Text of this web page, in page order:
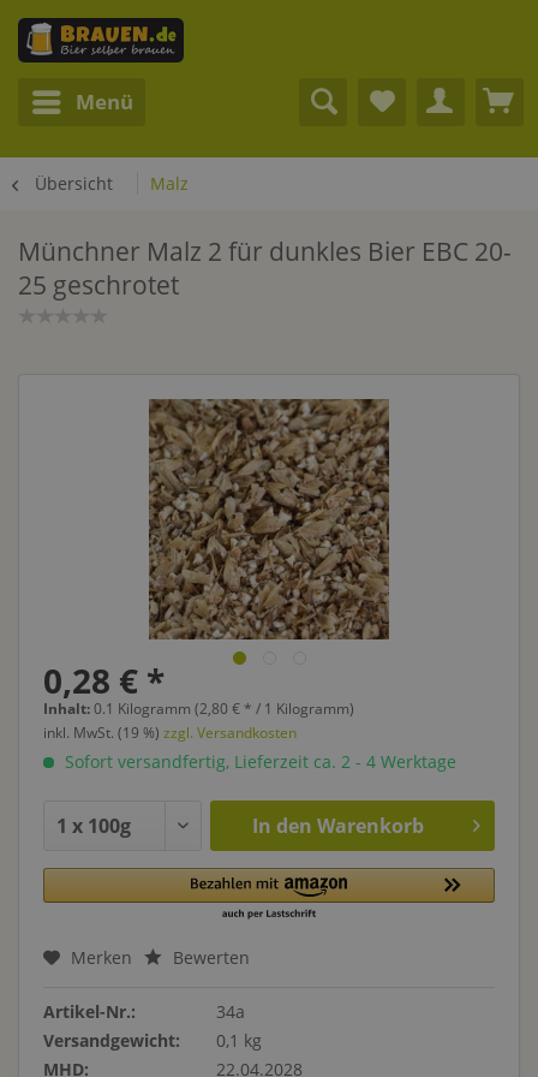
Menü
Übersicht Malz
Münchner Malz 2 für dunkles Bier EBC 20-
25 geschrotet
0,28 € *
Inhalt:0.1 Kilogramm (2,80 € * / 1 Kilogramm)
inkl. MwSt. (19 %) zzgl. Versandkosten
Sofort versandfertig, Lieferzeit ca. 2 - 4 Werktage
In den Warenkorb
Merken Bewerten
Artikel-Nr.:
34a
Versandgewicht:
0,1 kg
MHD:
22.04.2028